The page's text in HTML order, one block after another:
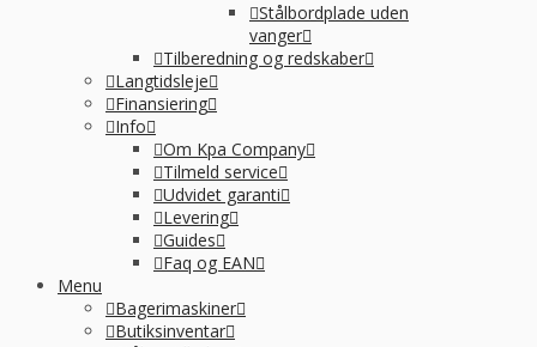
Stålbordplade uden
vanger
Tilberedning og redskaber
Langtidsleje
Finansiering
Info
Om Kpa Company
Tilmeld service
Udvidet garanti
Levering
Guides
Faq og EAN
Menu
Bagerimaskiner
Butiksinventar